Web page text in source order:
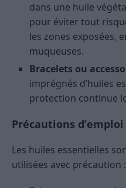
dans une huile
pour éviter tout
les zones exposées,
muqueuses.
Bracelets ou
imprégnés d’huiles
protection continue
Précautions d’emploi
Les huiles essentielles
utilisées avec précaution :